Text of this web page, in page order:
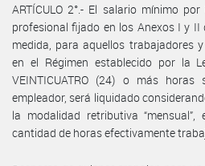
ARTÍCULO 2°.- El salario mínimo
profesional fijado en los Anexos I y II
medida, para aquellos trabajadores
en el Régimen establecido por la
VEINTICUATRO (24) o más
empleador, será liquidado
la modalidad retributiva
cantidad de horas efectivamente